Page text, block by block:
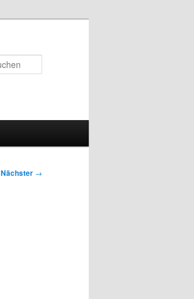
Nächster →